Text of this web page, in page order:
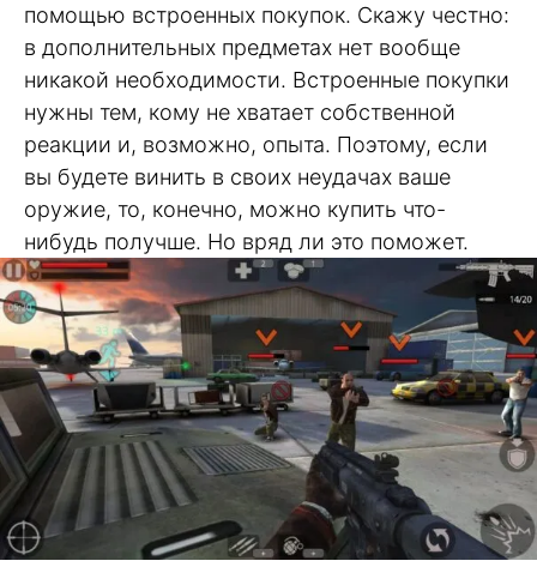
помощью встроенных покупок. Скажу честно:
в дополнительных предметах нет вообще
никакой необходимости. Встроенные покупки
нужны тем, кому не хватает собственной
реакции и, возможно, опыта. Поэтому, если
вы будете винить в своих неудачах ваше
оружие, то, конечно, можно купить что-
нибудь получше. Но вряд ли это поможет.